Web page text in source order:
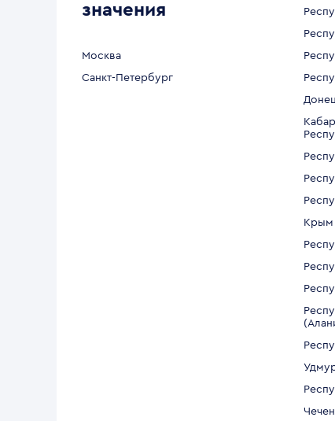
значения
Москва
Санкт-Петербург
Крым